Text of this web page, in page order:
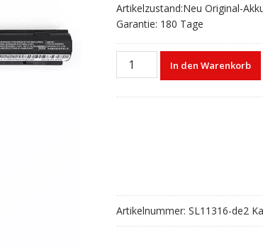
Artikelzustand:Neu Original-
Garantie: 180 Tage
Laptop
akku
In den Warenkorb
Artikelnummer: SL11316-de2